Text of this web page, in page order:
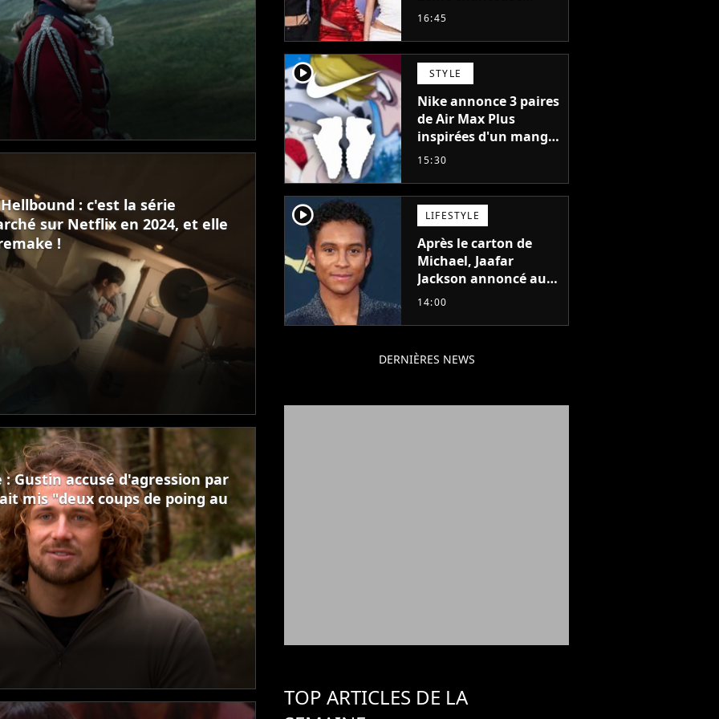
: c'est la série
sur Netflix en 2024, et elle
!
Gustin accusé d'agression par
mis "deux coups de poing au
s'éloigne en 6 mois,
décision n’a pas été
facile"
16:45
player2 STYLE
Nike annonce 3 paires
de Air Max Plus
inspirées d'un manga
culte de 1190
tomes
15:30
player2 LIFESTYLE
Après le carton de
Michael, Jaafar
Jackson annoncé au
casting d'un film
Smith
14:00
DERNIÈRES NEWS
TOP ARTICLES DE LA